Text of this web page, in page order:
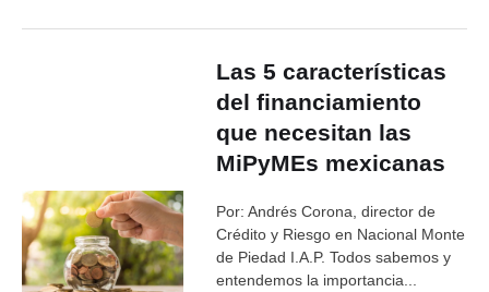
Las 5 características
del financiamiento
que necesitan las
MiPyMEs mexicanas
Por: Andrés Corona, director de
Crédito y Riesgo en Nacional Monte
de Piedad I.A.P. Todos sabemos y
entendemos la importancia...